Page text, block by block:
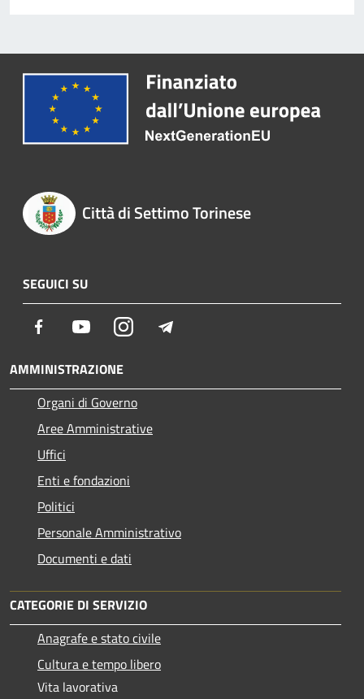
Città di Settimo Torinese
SEGUICI SU
Facebook YoutubeInstagram
AMMINISTRAZIONE
Organi di Governo
Aree Amministrative
Uffici
Enti e fondazioni
Politici
Personale Amministrativo
Documenti e dati
CATEGORIE DI SERVIZIO
Anagrafe e stato civile
Cultura e tempo libero
Vita lavorativa